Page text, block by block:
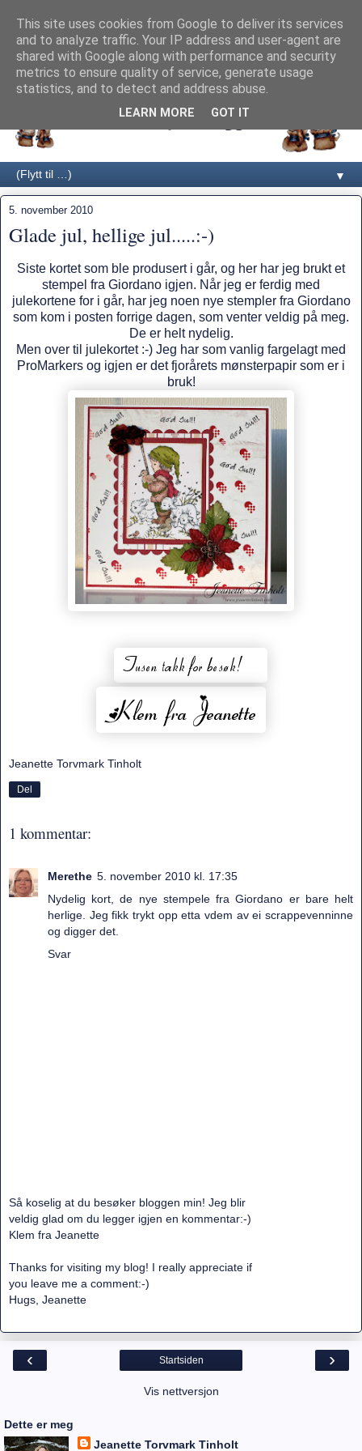
▼
5. november 2010
Glade jul, hellige jul.....:-)
Siste kortet som ble produsert i går, og her har jeg brukt et
stempel fra Giordano igjen. Når jeg er ferdig med
julekortene for i går, har jeg noen nye stempler fra Giordano
som kom i posten forrige dagen, som venter veldig på meg.
De er helt nydelig.
Men over til julekortet :-) Jeg har som vanlig fargelagt med
ProMarkers og igjen er det fjorårets mønsterpapir som er i
bruk!
Jeanette Torvmark Tinholt
Del
1 kommentar:
Merethe 5. november 2010 kl. 17:35
Nydelig kort, de nye stempele fra Giordano er bare helt
herlige. Jeg fikk trykt opp etta vdem av ei scrappevenninne
og digger det.
Svar
Så koselig at du besøker bloggen min! Jeg blir
veldig glad om du legger igjen en kommentar:-)
Klem fra Jeanette
Thanks for visiting my blog! I really appreciate if
you leave me a comment:-)
Hugs, Jeanette
‹ ›
Startsiden
Vis nettversjon
Dette er meg
Jeanette Torvmark Tinholt
This site uses cookies from Google to deliver its services
and to analyze traffic. Your IP address and user-agent are
shared with Google along with performance and security
metrics to ensure quality of service, generate usage
statistics, and to detect and address abuse.
LEARN MORE GOT IT